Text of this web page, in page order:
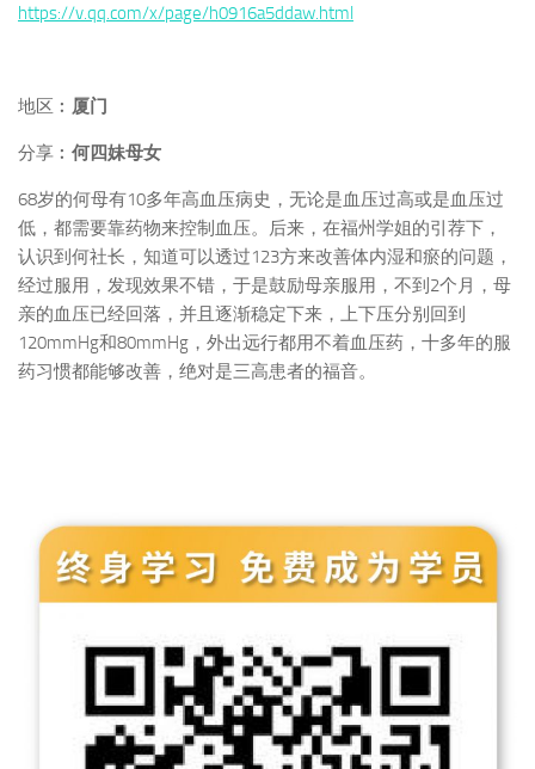
https://v.qq.com/x/page/h0916a5ddaw.html
地区︰ 厦门
分享︰ 何四妹母女
68岁的何母有10多年高血压病史，无论是血压过高或是血压过
低，都需要靠药物来控制血压。后来，在福州学姐的引荐下，
认识到何社长，知道可以透过123方来改善体内湿和瘀的问题，
经过服用，发现效果不错，于是鼓励母亲服用，不到2个月，母
亲的血压已经回落，并且逐渐稳定下来，上下压分别回到
120mmHg和80mmHg，外出远行都用不着血压药，十多年的服
药习惯都能够改善，绝对是三高患者的福音。